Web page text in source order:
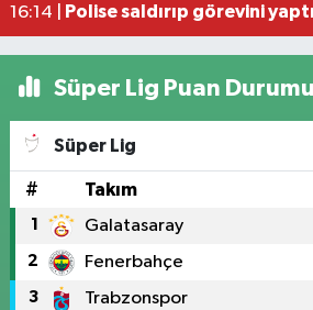
16:14 |
Polise saldırıp görevini
Süper Lig Puan Durumu
Süper Lig
# Takım
1 Galatasaray
2 Fenerbahçe
3 Trabzonspor